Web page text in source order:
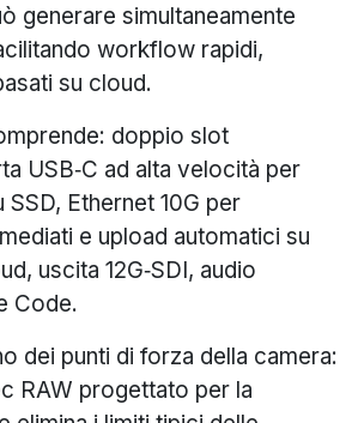
generare simultaneamente
workflow rapidi,
su cloud.
doppio slot
USB‑C ad alta velocità per
Ethernet 10G per
e upload automatici su
uscita 12G‑SDI, audio
Code.
dei punti di forza della camera:
RAW progettato per la